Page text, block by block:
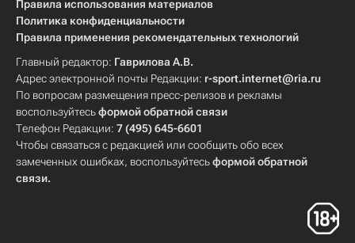
Правила использования материалов
Политика конфиденциальности
Правила применения рекомендательных технологий
Главный редактор: Гаврилова А.В.
Адрес электронной почты Редакции: r-sport.internet@ria.ru
По вопросам размещения пресс-релизов и рекламы
воспользуйтесьформой обратной связи
Телефон Редакции: 7 (495) 645-6601
Чтобы связаться с редакцией или сообщить обо всех
замеченных ошибках, воспользуйтесьформой обратной
связи.